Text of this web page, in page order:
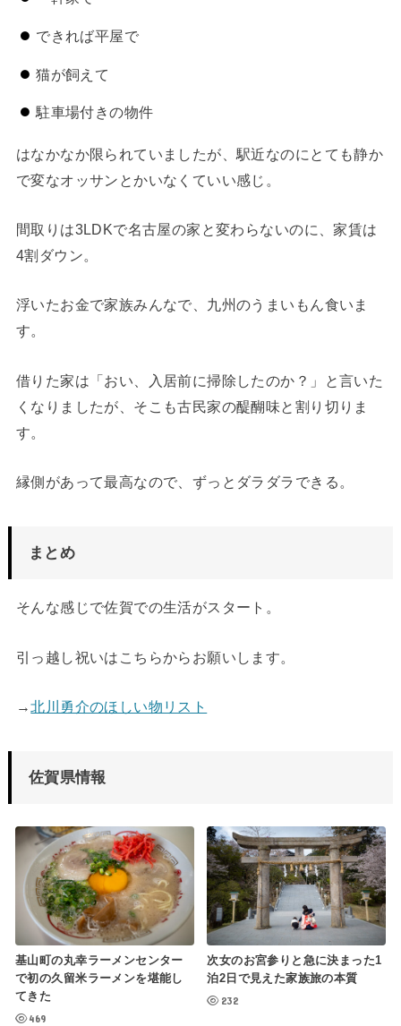
できれば平屋で
猫が飼えて
駐車場付きの物件
はなかなか限られていましたが、駅近なのにとても静か
で変なオッサンとかいなくていい感じ。
間取りは3LDKで名古屋の家と変わらないのに、家賃は
4割ダウン。
浮いたお金で家族みんなで、九州のうまいもん食いま
す。
借りた家は「おい、入居前に掃除したのか？」と言いた
くなりましたが、そこも古民家の醍醐味と割り切りま
す。
縁側があって最高なので、ずっとダラダラできる。
まとめ
そんな感じで佐賀での生活がスタート。
引っ越し祝いはこちらからお願いします。
→北川勇介のほしい物リスト
佐賀県情報
基山町の丸幸ラーメンセンター
で初の久留米ラーメンを堪能し
てきた
469
次女のお宮参りと急に決まった1
泊2日で見えた家族旅の本質
232